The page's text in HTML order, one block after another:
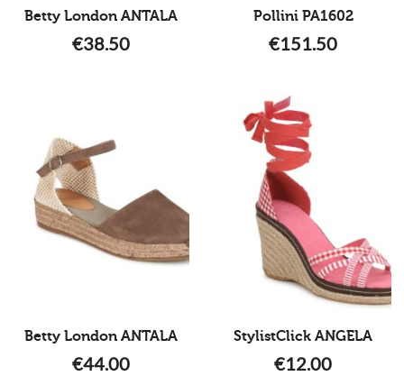
Betty London ANTALA
€38.50
Pollini PA1602
€151.50
Betty London ANTALA
€44.00
StylistClick ANGELA
€12.00